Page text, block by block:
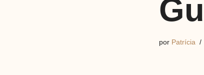
por Patrícia